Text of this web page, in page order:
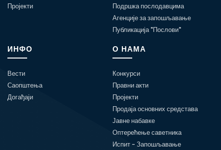
Пројекти
Подршка послодавцима
Агенције за запошљавање
Публикација "Послови"
ИНФО
Вести
Саопштења
Догађаји
О НАМА
Конкурси
Правни акти
Пројекти
Продаја основних средстава
Јавне набавке
Оптерећење саветника
Испит - Запошљавање